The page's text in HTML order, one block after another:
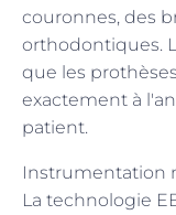
couronnes, des
orthodontiques.
que les
exactement à
patient.
Instrumentation
La technologie